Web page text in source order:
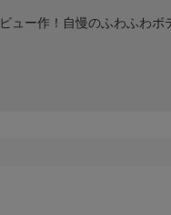
ュー作！自慢のふわふわボ